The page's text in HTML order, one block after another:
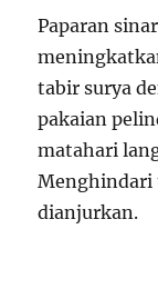
Paparan
tabir surya
pakaian
matahari
Menghindari
dianjurkan.